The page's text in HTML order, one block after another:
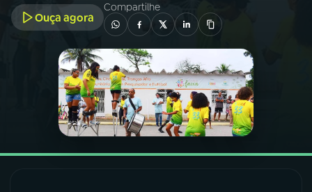
02A RÁDIO
PROGRAMAÇÃO
PROGRAMAS
Ouça agora
Compartilhe